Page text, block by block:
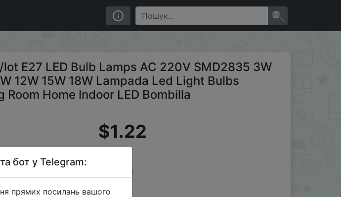
18W Lampada Led Light Bulbs Living Room Home Indoor LED Bombilla
E27 LED Bulb Lamps AC 220V SMD2835 3W
12W 15W 18W Lampada Led Light Bulbs
Room Home Indoor LED Bombilla
$1.22
Sale
бот у Telegram:
прямих посилань вашого